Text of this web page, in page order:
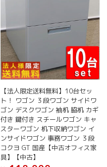
【法人限定送料無料】10台セッ
ト！ ワゴン ３段ワゴン サイドワ
ゴン デスクワゴン 袖机 脇机 カギ
付き 鍵付き スチールワゴン キャ
スターワゴン 机下収納ワゴン イ
ンサイドワゴン 事務ワゴン ３段
コクヨ GT 国産【中古オフィス家
具】【中古】